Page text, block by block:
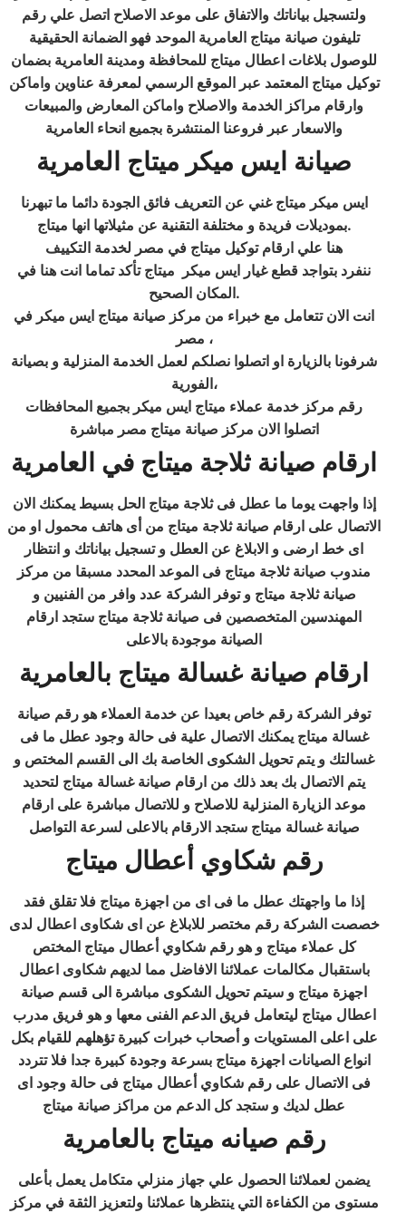
ولتسجيل بياناتك والاتفاق على موعد الاصلاح اتصل علي رقم
تليفون صيانة ميتاج العامرية الموحد فهو الضمانة الحقيقية
للوصول بلاغات اعطال ميتاج للمحافظة ومدينة العامرية بضمان
توكيل ميتاج المعتمد عبر الموقع الرسمي لمعرفة عناوين واماكن
وارقام مراكز الخدمة والاصلاح واماكن المعارض والمبيعات
والاسعار عبر فروعنا المنتشرة بجميع انحاء العامرية
صيانة ايس ميكر ميتاج العامرية
ايس ميكر ميتاج غني عن التعريف فائق الجودة دائما ما تبهرنا
بموديلات فريدة و مختلفة التقنية عن مثيلاتها انها ميتاج.
هنا علي ارقام توكيل ميتاج في مصر لخدمة التكييف
ننفرد بتواجد قطع غيار ايس ميكر ميتاج تأكد تماما انت هنا في
المكان الصحيح.
انت الان تتعامل مع خبراء من مركز صيانة ميتاج ايس ميكر في
مصر ،
شرفونا بالزيارة او اتصلوا نصلكم لعمل الخدمة المنزلية و بصيانة
الفورية،
رقم مركز خدمة عملاء ميتاج ايس ميكر بجميع المحافظات
اتصلوا الان مركز صيانة ميتاج مصر مباشرة
ارقام صيانة ثلاجة ميتاج في العامرية
إذا واجهت يوما ما عطل فى ثلاجة ميتاج الحل بسيط يمكنك الان
الاتصال على ارقام صيانة ثلاجة ميتاج من أى هاتف محمول او من
اى خط ارضى و الابلاغ عن العطل و تسجيل بياناتك و انتظار
مندوب صيانة ثلاجة ميتاج فى الموعد المحدد مسبقا من مركز
صيانة ثلاجة ميتاج و توفر الشركة عدد وافر من الفنيين و
المهندسين المتخصصين فى صيانة ثلاجة ميتاج ستجد ارقام
الصيانة موجودة بالاعلى
ارقام صيانة غسالة ميتاج بالعامرية
توفر الشركة رقم خاص بعيدا عن خدمة العملاء هو رقم صيانة
غسالة ميتاج يمكنك الاتصال علية فى حالة وجود عطل ما فى
غسالتك و يتم تحويل الشكوى الخاصة بك الى القسم المختص و
يتم الاتصال بك بعد ذلك من ارقام صيانة غسالة ميتاج لتحديد
موعد الزيارة المنزلية للاصلاح و للاتصال مباشرة على ارقام
صيانة غسالة ميتاج ستجد الارقام بالاعلى لسرعة التواصل
رقم شكاوي أعطال ميتاج
إذا ما واجهتك عطل ما فى اى من اجهزة ميتاج فلا تقلق فقد
خصصت الشركة رقم مختصر للابلاغ عن اى شكاوى اعطال لدى
كل عملاء ميتاج و هو رقم شكاوي أعطال ميتاج المختص
باستقبال مكالمات عملائنا الافاضل مما لديهم شكاوى اعطال
اجهزة ميتاج و سيتم تحويل الشكوى مباشرة الى قسم صيانة
اعطال ميتاج ليتعامل فريق الدعم الفنى معها و هو فريق مدرب
على اعلى المستويات و أصحاب خبرات كبيرة تؤهلهم للقيام بكل
انواع الصيانات اجهزة ميتاج بسرعة وجودة كبيرة جدا فلا تتردد
فى الاتصال على رقم شكاوي أعطال ميتاج فى حالة وجود اى
عطل لديك و ستجد كل الدعم من مراكز صيانة ميتاج
رقم صيانه ميتاج بالعامرية
يضمن لعملائنا الحصول علي جهاز منزلي متكامل يعمل بأعلى
مستوى من الكفاءة التي ينتظرها عملائنا ولتعزيز الثقة في مركز